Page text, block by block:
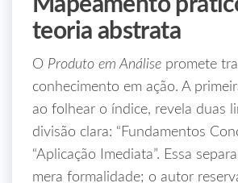
Mapeamento
teoria abstrata
O Produto em Análise promete
conhecimento em ação. A
ao folhear o índice, revela duas
divisão clara: “Fundamentos
“Aplicação Imediata”. Essa
mera formalidade; o autor